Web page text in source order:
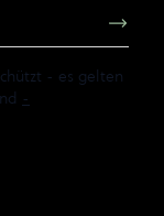
- es gelten
-